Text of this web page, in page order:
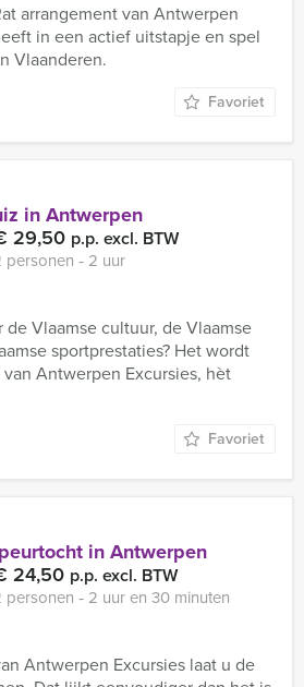
arrangement van Antwerpen
in een actief uitstapje en spel
Vlaanderen.
Favoriet
in Antwerpen
29,50 p.p. excl. BTW
personen ‐ 2 uur
Vlaamse cultuur, de Vlaamse
sportprestaties? Het wordt
Antwerpen Excursies, hèt
Favoriet
in Antwerpen
24,50 p.p. excl. BTW
personen ‐ 2 uur en 30 minuten
Antwerpen Excursies laat u de